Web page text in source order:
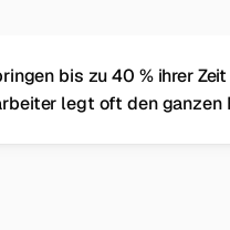
bis zu 40 % ihrer
legt oft den ganzen